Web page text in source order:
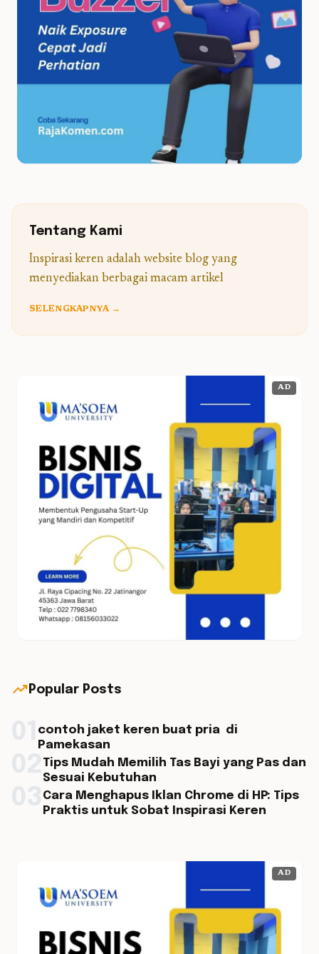
Tentang Kami
Inspirasi keren adalah website blog yang
menyediakan berbagai macam artikel
SELENGKAPNYA →
AD
trending_up Popular Posts
contoh jaket keren buat pria di
Pamekasan
Tips Mudah Memilih Tas Bayi yang Pas dan
Sesuai Kebutuhan
Cara Menghapus Iklan Chrome di HP: Tips
Praktis untuk Sobat Inspirasi Keren
AD